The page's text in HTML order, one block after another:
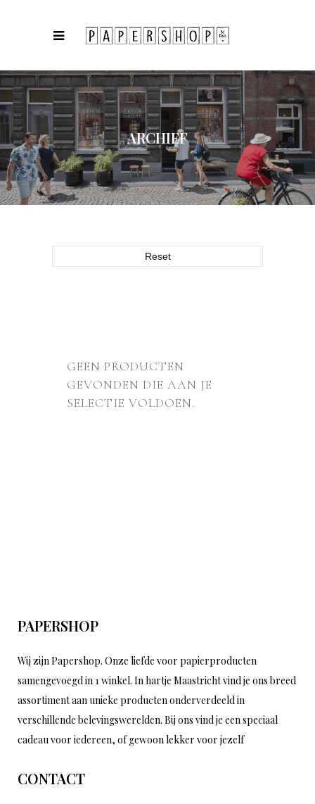
ARCHIEF
Reset
GEEN PRODUCTEN
GEVONDEN DIE AAN JE
SELECTIE VOLDOEN.
PAPERSHOP
Wij zijn Papershop. Onze liefde voor papierproducten
samengevoegd in 1 winkel. In hartje Maastricht vind je ons breed
assortiment aan unieke producten onderverdeeld in
verschillende belevingswerelden. Bij ons vind je een speciaal
cadeau voor iedereen, of gewoon lekker voor jezelf
CONTACT